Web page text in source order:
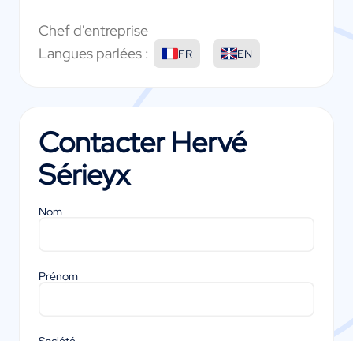
Chef d'entreprise
Langues parlées :
FR EN
ContacterHervé
Sérieyx
Nom
Prénom